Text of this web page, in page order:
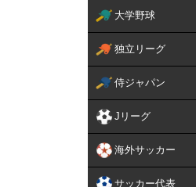
大学野球
独立リーグ
侍ジャパン
Jリーグ
海外サッカー
サッカー代表